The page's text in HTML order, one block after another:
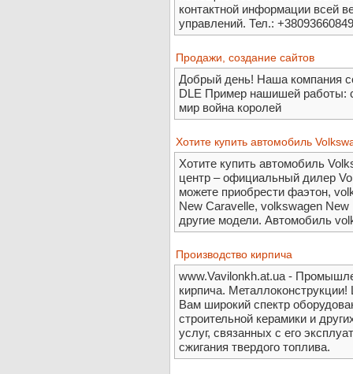
контактной информации всей
управлений. Тел.:
Продажи, создание сайтов
Добрый день! Наша компания
DLE Пример нашишей работы:
мир война королей
Хотите купить автомобиль
Хотите купить автомобиль
центр – официальный дилер
можете приобрести фаэтон,
New Caravelle, volkswagen
другие модели. Автомобиль
Производство кирпича
www.Vavilonkh.at.ua -
кирпича.
Вам широкий спектр
строительной керамики и
услуг, связанных с его
сжигания твердого топлива.